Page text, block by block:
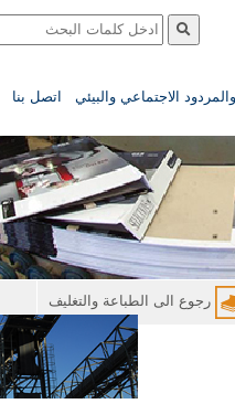
الاجتماعي والبيئي اتصل بنا
والتغليف
رجوع الى الطباعة والتغليف